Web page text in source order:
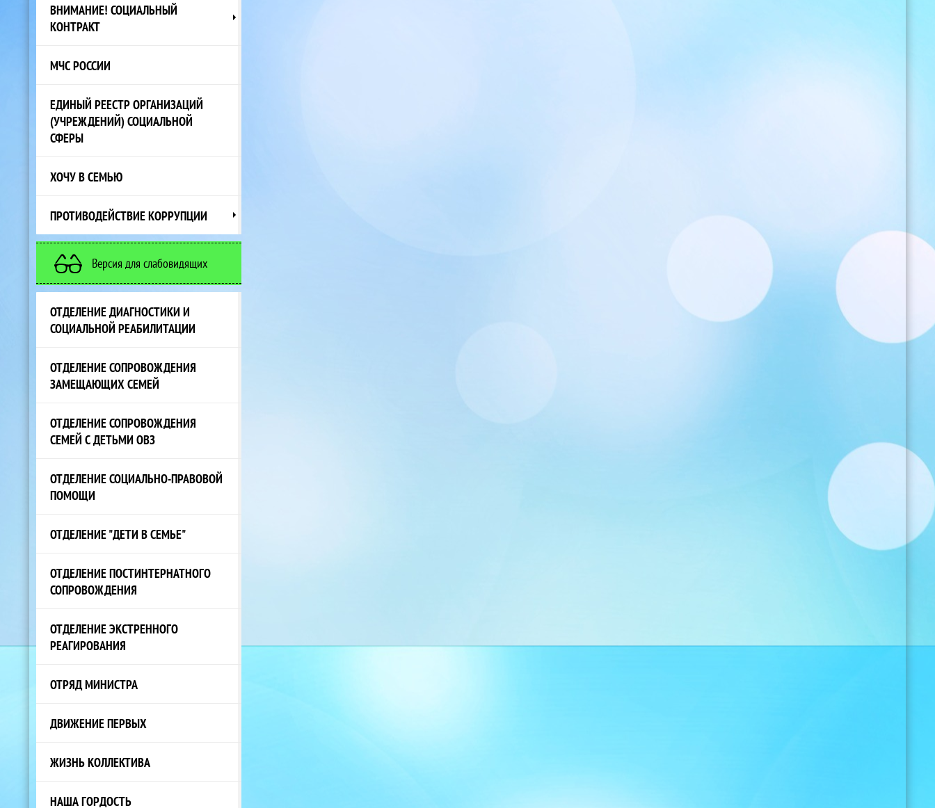
ВНИМАНИЕ! СОЦИАЛЬНЫЙ
КОНТРАКТ
МЧС РОССИИ
ЕДИНЫЙ РЕЕСТР ОРГАНИЗАЦИЙ
(УЧРЕЖДЕНИЙ) СОЦИАЛЬНОЙ
СФЕРЫ
ХОЧУ В СЕМЬЮ
ПРОТИВОДЕЙСТВИЕ КОРРУПЦИИ
Версия для слабовидящих
ОТДЕЛЕНИЕ ДИАГНОСТИКИ И
СОЦИАЛЬНОЙ РЕАБИЛИТАЦИИ
ОТДЕЛЕНИЕ СОПРОВОЖДЕНИЯ
ЗАМЕЩАЮЩИХ СЕМЕЙ
ОТДЕЛЕНИЕ СОПРОВОЖДЕНИЯ
СЕМЕЙ С ДЕТЬМИ ОВЗ
ОТДЕЛЕНИЕ СОЦИАЛЬНО-ПРАВОВОЙ
ПОМОЩИ
ОТДЕЛЕНИЕ "ДЕТИ В СЕМЬЕ"
ОТДЕЛЕНИЕ ПОСТИНТЕРНАТНОГО
СОПРОВОЖДЕНИЯ
ОТДЕЛЕНИЕ ЭКСТРЕННОГО
РЕАГИРОВАНИЯ
ОТРЯД МИНИСТРА
ДВИЖЕНИЕ ПЕРВЫХ
ЖИЗНЬ КОЛЛЕКТИВА
НАША ГОРДОСТЬ